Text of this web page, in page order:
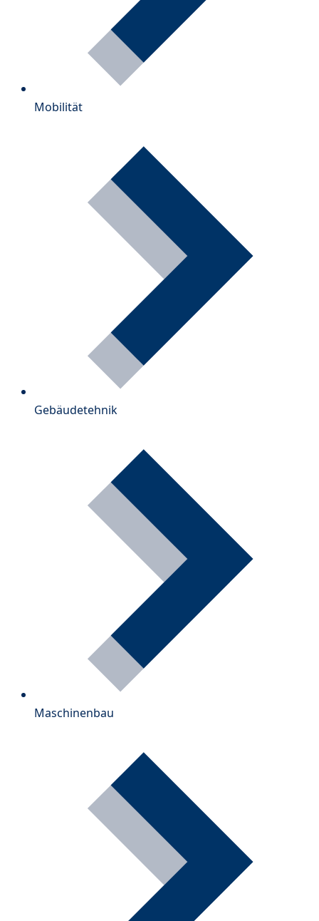
Mobilität
Gebäudetehnik
Maschinenbau